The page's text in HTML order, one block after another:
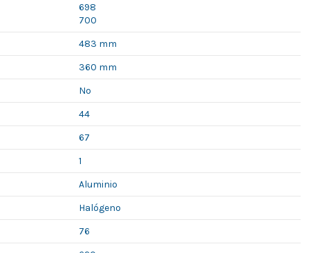
698
700
483 mm
360 mm
No
44
67
1
Aluminio
Halógeno
76